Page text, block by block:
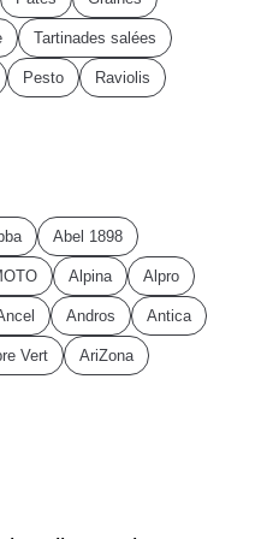
Tartinades salées
Pesto Raviolis
Abel 1898
Alpina Alpro
Andros Antica
Vert AriZona